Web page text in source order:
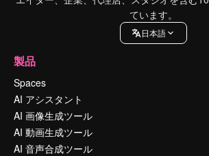
ています。
日本語
製品
Spaces
AI アシスタント
AI 画像生成ツール
AI 動画生成ツール
AI 音声合成ツール